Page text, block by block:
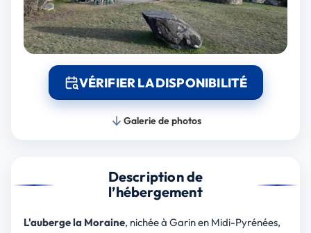
VÉRIFIER LA DISPONIBILITÉ
Galerie de photos
Description de
l’hébergement
L'auberge la Moraine, nichée à Garin en Midi-Pyrénées,